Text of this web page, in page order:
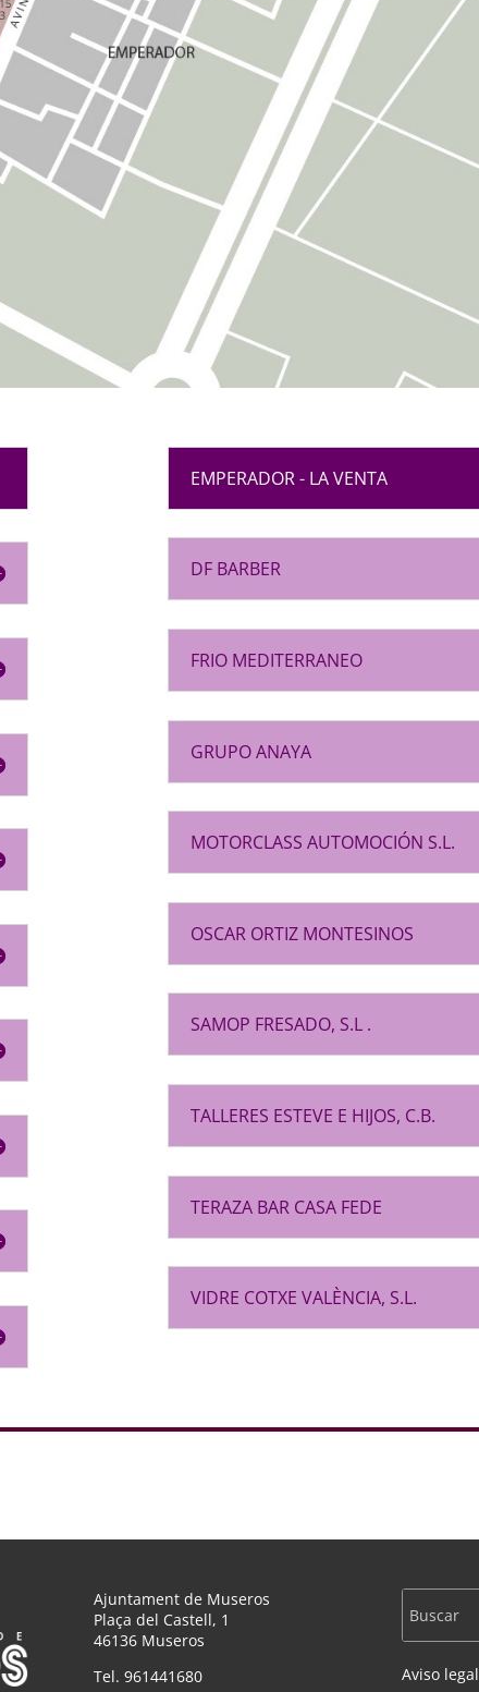
EMPERADOR - LA VENTA
DF BARBER
FRIO MEDITERRANEO
GRUPO ANAYA
MOTORCLASS AUTOMOCIÓN S.L.
OSCAR ORTIZ MONTESINOS
SAMOP FRESADO, S.L .
TALLERES ESTEVE E HIJOS, C.B.
TERAZA BAR CASA FEDE
VIDRE COTXE VALÈNCIA, S.L.
Ajuntament de Museros
Plaça del Castell, 1
46136 Museros
Tel. 961441680
Aviso legal